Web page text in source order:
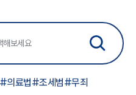
의료법#조세범#무죄